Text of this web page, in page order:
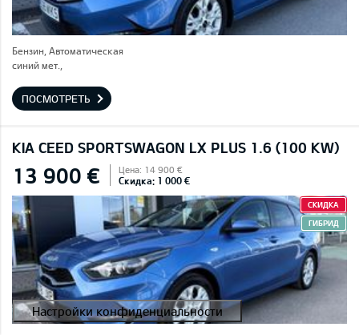
Бензин, Автоматическая
синий мет.,
ПОСМОТРЕТЬ
KIA CEED SPORTSWAGON LX PLUS 1.6 (100 KW)
13 900 € Цена: 14 900 €
Скидка: 1 000 €
СКИДКА
ГИБРИД